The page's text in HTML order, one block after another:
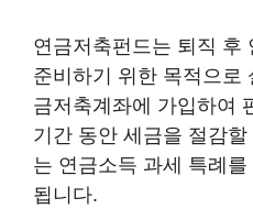
연금저축펀드는 퇴직 후
준비하기 위한 목적으로
금저축계좌에 가입하여
기간 동안 세금을 절감할
는 연금소득 과세 특례를
됩니다.